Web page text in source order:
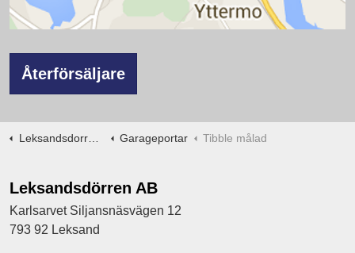
Återförsäljare
Leksandsdorren.se Garageportar Tibble målad
Leksandsdörren AB
Karlsarvet Siljansnäsvägen 12
793 92 Leksand